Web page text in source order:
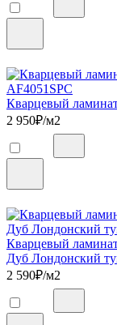
Кварцевый
2 950₽/м2
Кварцевый
Дуб Лондонский
2 590₽/м2